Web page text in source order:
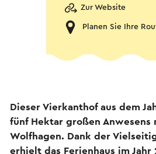
Zur Website
Planen Sie Ihre
Dieser Vierkanthof aus dem
fünf Hektar großen Anwesens
Wolfhagen. Dank der
erhielt das Ferienhaus im Jahr